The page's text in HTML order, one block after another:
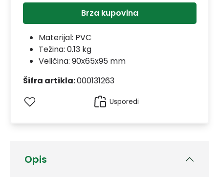
Opis
Brza kupovina
Materijal: PVC
Težina: 0.13 kg
Veličina: 90x65x95 mm
Šifra artikla:000131263
Usporedi